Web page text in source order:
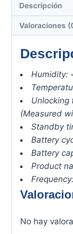
Descripción
Valoraciones
Humidity:
Unlocking
(Measured
Standby
Battery
Battery
Product
Frequency:
No hay